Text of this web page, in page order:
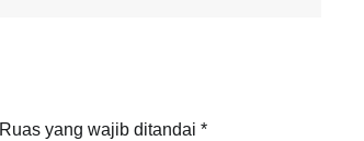
Ruas yang wajib ditandai *